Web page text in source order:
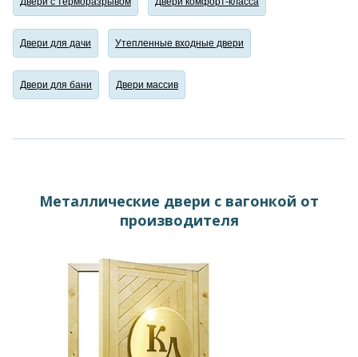
Двери для дачи Утепленные входные двери
Двери для бани Двери массив
Металлические двери с вагонкой от
производителя